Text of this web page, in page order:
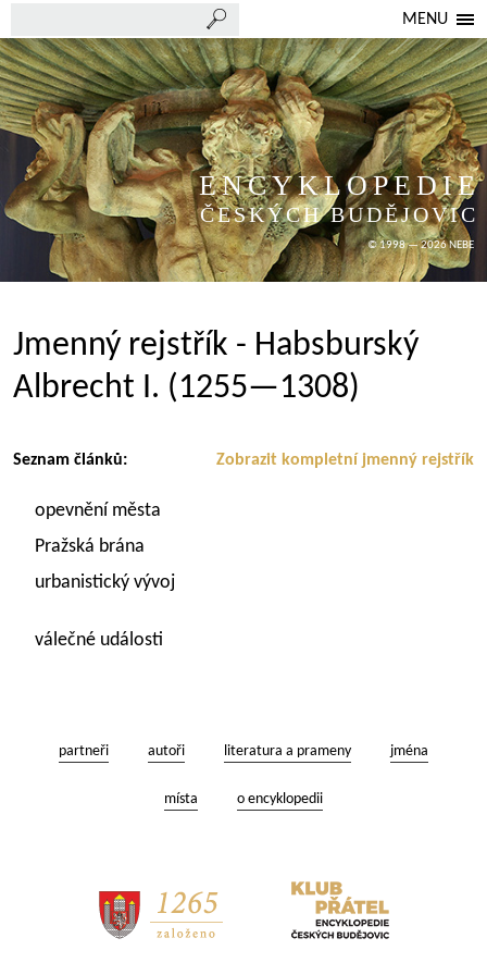
MENU
ENCYKLOPEDIE
ČESKÝCH BUDĚJOVIC
© 1998 — 2026 NEBE
Jmenný rejstřík - Habsburský
Albrecht I. (1255—1308)
Zobrazit kompletní jmenný rejstřík
Seznam článků:
opevnění města
Pražská brána
urbanistický vývoj
válečné události
partneři autoři literatura a prameny jména
místa o encyklopedii